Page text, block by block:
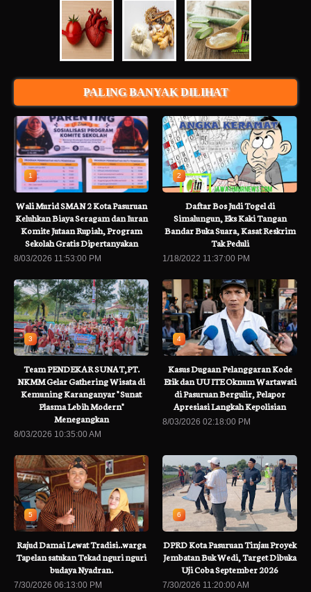
PALING BANYAK DILIHAT
1
Wali Murid SMAN 2 Kota Pasuruan
Keluhkan Biaya Seragam dan Iuran
Komite Jutaan Rupiah, Program
Sekolah Gratis Dipertanyakan
8/03/2026 11:53:00 PM
2
Daftar Bos Judi Togel di
Simalungun, Eks Kaki Tangan
Bandar Buka Suara, Kasat Reskrim
Tak Peduli
1/18/2022 11:37:00 PM
3
Team PENDEKAR SUNAT,PT.
NKMM Gelar Gathering Wisata di
Kemuning Karanganyar " Sunat
Plasma Lebih Modern"
Menegangkan
8/03/2026 10:35:00 AM
4
Kasus Dugaan Pelanggaran Kode
Etik dan UU ITE Oknum Wartawati
di Pasuruan Bergulir, Pelapor
Apresiasi Langkah Kepolisian
8/03/2026 02:18:00 PM
5
Rajud Damai Lewat Tradisi..warga
Tapelan satukan Tekad nguri nguri
budaya Nyadran.
7/30/2026 06:13:00 PM
6
DPRD Kota Pasuruan Tinjau Proyek
Jembatan Buk Wedi, Target Dibuka
Uji Coba September 2026
7/30/2026 11:20:00 AM